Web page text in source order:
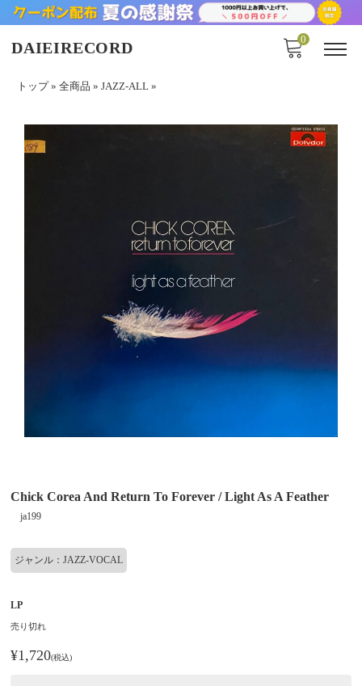
DAIEIRECORD 0
トップ» 全商品 » JAZZ-ALL »
Chick Corea And Return To Forever / Light As A Feather
ja199
ジャンル：JAZZ-VOCAL
LP
売り切れ
¥1,720(税込)